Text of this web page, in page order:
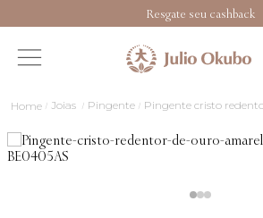
Resgate seu cashback
Joias Pingente Pingente cristo